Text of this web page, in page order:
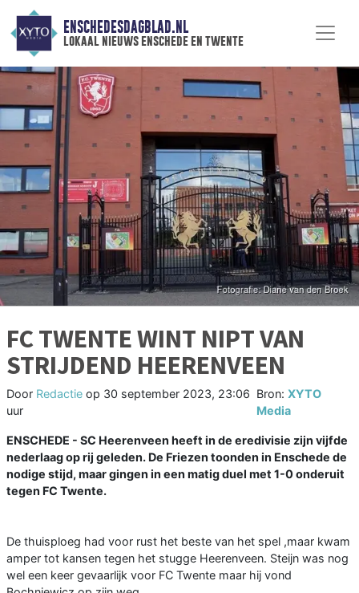
ENSCHEDESDAGBLAD.NL
lokaal nieuws enschede en twente
FC TWENTE WINT NIPT VAN
STRIJDEND HEERENVEEN
Door Redactie op 30 september 2023, 23:06
uur
Bron: XYTO
Media
ENSCHEDE - SC Heerenveen heeft in de eredivisie zijn vijfde
nederlaag op rij geleden. De Friezen toonden in Enschede de
nodige stijd, maar gingen in een matig duel met 1-0 onderuit
tegen FC Twente.
De thuisploeg had voor rust het beste van het spel ,maar kwam
amper tot kansen tegen het stugge Heerenveen. Steijn was nog
wel een keer gevaarlijk voor FC Twente maar hij vond